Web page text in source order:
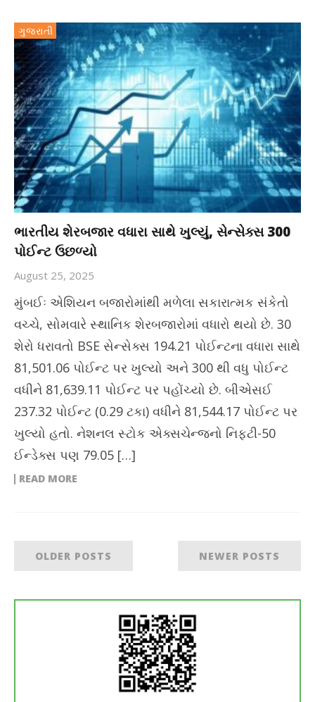
ગુજરાતી
ભારતીય શેરબજાર વધારા સાથે ખુલ્યું, સેન્સેક્સ 300
પોઈન્ટ ઉછળ્યો
August 25, 2025
મુંબઈઃ એશિયન બજારોમાંથી મળેલા સકારાત્મક સંકેતો
વચ્ચે, સોમવારે સ્થાનિક શેરબજારોમાં વધારો થયો છે. 30
શેરો ધરાવતો BSE સેન્સેક્સ 194.21 પોઈન્ટના વધારા સાથે
81,501.06 પોઈન્ટ પર ખુલ્યો અને 300 થી વધુ પોઈન્ટ
વધીને 81,639.11 પોઈન્ટ પર પહોંચ્યો છે. બીએસઈ
237.32 પોઈન્ટ (0.29 ટકા) વધીને 81,544.17 પોઈન્ટ પર
ખુલ્યો હતો. નેશનલ સ્ટોક એક્સચેન્જનો નિફ્ટી-50
ઈન્ડેક્સ પણ 79.05 […]
READ MORE
OLDER POSTS NEWER POSTS